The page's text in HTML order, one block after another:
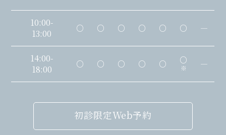
10:00-
13:00
○ ○ ○ ○ ○ ○ ―
14:00-
18:00
○ ○ ○ ○ ○ ○
※ ―
初診限定Web予約